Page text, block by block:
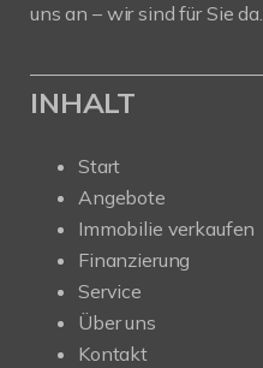
uns an – wir sind für Sie da.
INHALT
Start
Angebote
Immobilie verkaufen
Finanzierung
Service
Über uns
Kontakt